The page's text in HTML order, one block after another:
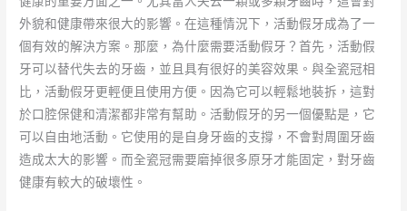
外貌和健康帶來很大的影響。在這種情況下，活動假牙成為了一
個有效的解決方案。那麼，為什麼需要活動假牙？首先，活動假
牙可以替代失去的牙齒，並且具有很好的美容效果。與全瓷冠相
比，活動假牙更輕便且使用方便。因為它可以輕鬆地裝拆，這對
於口腔保健和清潔都非常有幫助。活動假牙的另一個優點是，它
可以自由地活動。它使用的是自身牙齒的支撐，不會對周圍牙齒
造成太大的影響。而全瓷冠需要磨掉很多原牙才能固定，對牙齒
健康有較大的破壞性。